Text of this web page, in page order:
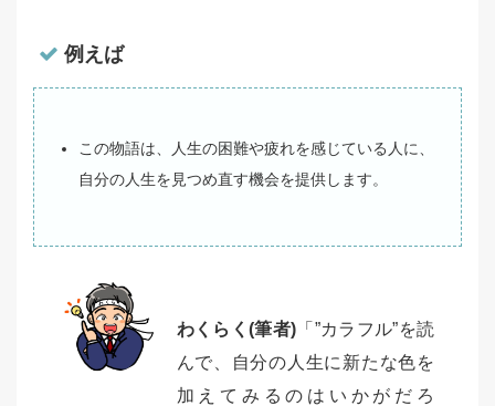
例えば
この物語は、人生の困難や疲れを感じている人に、
自分の人生を見つめ直す機会を提供します。
わくらく(筆者)「”カラフル”を読
んで、自分の人生に新たな色を
加えてみるのはいかがだろ